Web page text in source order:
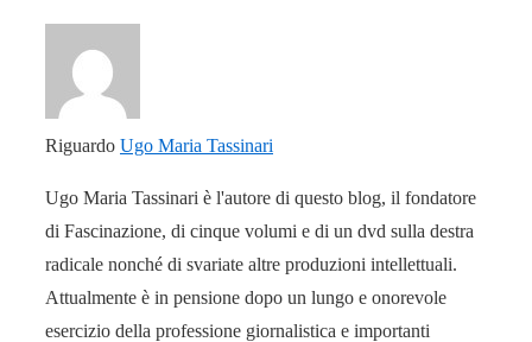
Riguardo Ugo Maria Tassinari
Ugo Maria Tassinari è l'autore di questo blog, il fondatore
di Fascinazione, di cinque volumi e di un dvd sulla destra
radicale nonché di svariate altre produzioni intellettuali.
Attualmente è in pensione dopo un lungo e onorevole
esercizio della professione giornalistica e importanti